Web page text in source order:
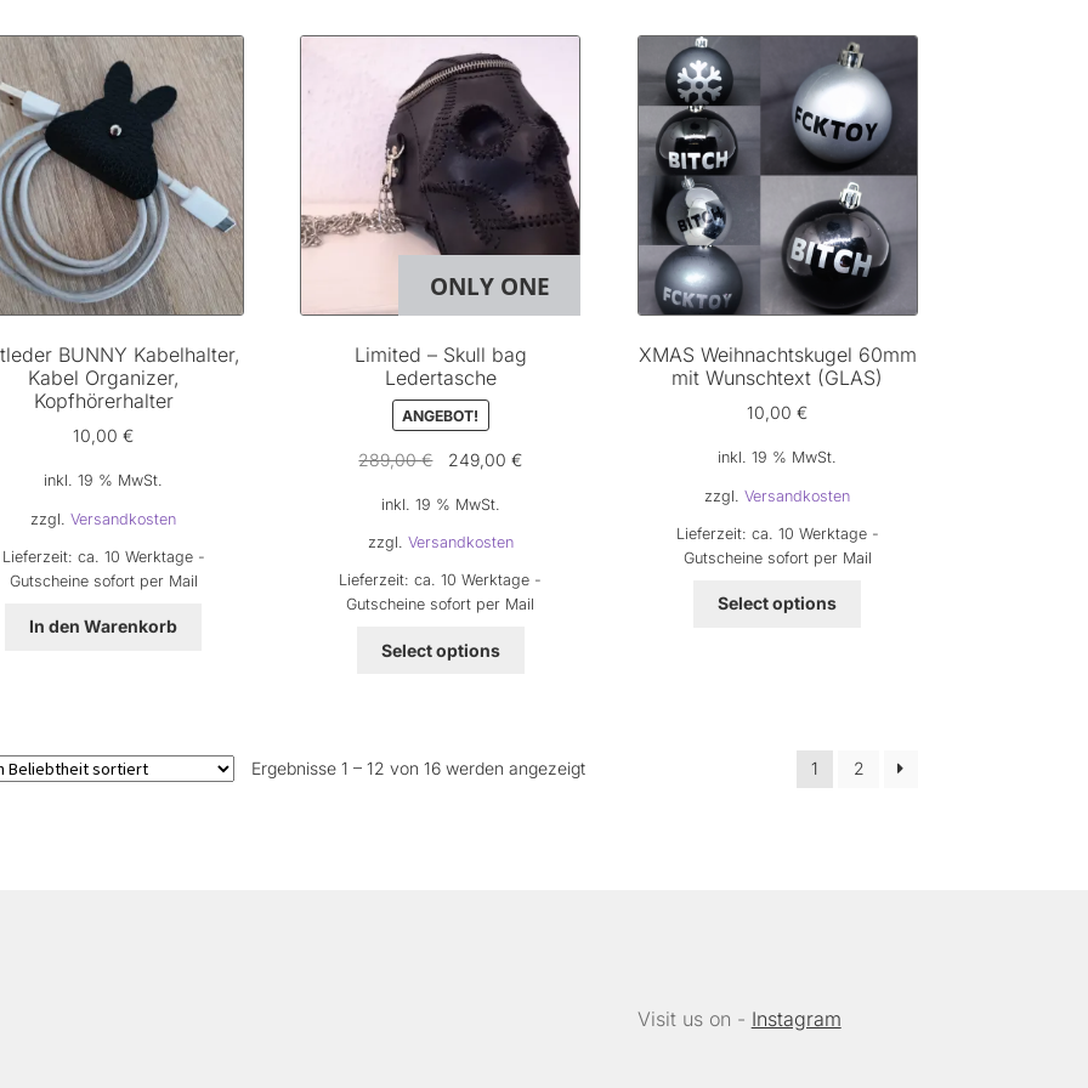
BUNNY Kabelhalter,
Kabel Organizer,
Kopfhörerhalter
10,00€
inkl. 19 % MwSt.
zzgl.Versandkosten
Lieferzeit: ca. 10 Werktage -
Gutscheine sofort per Mail
In den Warenkorb
ONLY ONE
Limited – Skull bag
Ledertasche
ANGEBOT!
289,00€
Ursprünglicher
war:
289,00 €
249,00€Aktueller
inkl. 19 % MwSt.
zzgl. Versandkosten
Lieferzeit:ca. 10 Werktage -
Gutscheine sofort per Mail
Select options
XMAS Weihnachtskugel 60mm
mit Wunschtext (GLAS)
10,00€
inkl. 19 % MwSt.
zzgl.Versandkosten
Lieferzeit: ca. 10 Werktage -
Gutscheine sofort per Mail
Select options
Ergebnisse 1 – 12 von 16 werden angezeigtNach
1 2
Visit us on - Instagram